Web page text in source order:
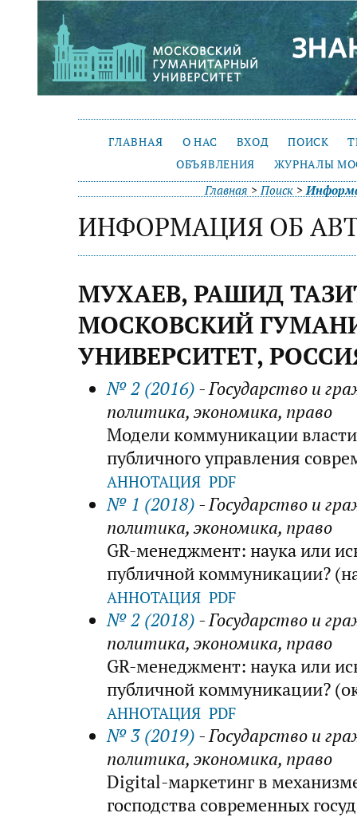
ГЛАВНАЯ О НАС ВХОД ПОИСК
ОБЪЯВЛЕНИЯ
ЖУРНАЛЫ
Главная >Поиск >
ИНФОРМАЦИЯ ОБ
МУХАЕВ, РАШИД
МОСКОВСКИЙ
УНИВЕРСИТЕТ,
№ 2 (2016) - Государство и
политика, экономика, право
Модели коммуникации
публичного управления
АННОТАЦИЯ PDF
№ 1 (2018) - Государство и
политика, экономика, право
GR-менеджмент: наука или
публичной коммуникации?
АННОТАЦИЯ PDF
№ 2 (2018) - Государство и
политика, экономика, право
GR-менеджмент: наука или
публичной коммуникации?
АННОТАЦИЯ PDF
№ 3 (2019) - Государство и
политика, экономика, право
Digital-маркетинг в
господства современных